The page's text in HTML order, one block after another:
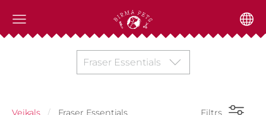
Fraser Essentials
Veikals Fraser Essentials Filtrs